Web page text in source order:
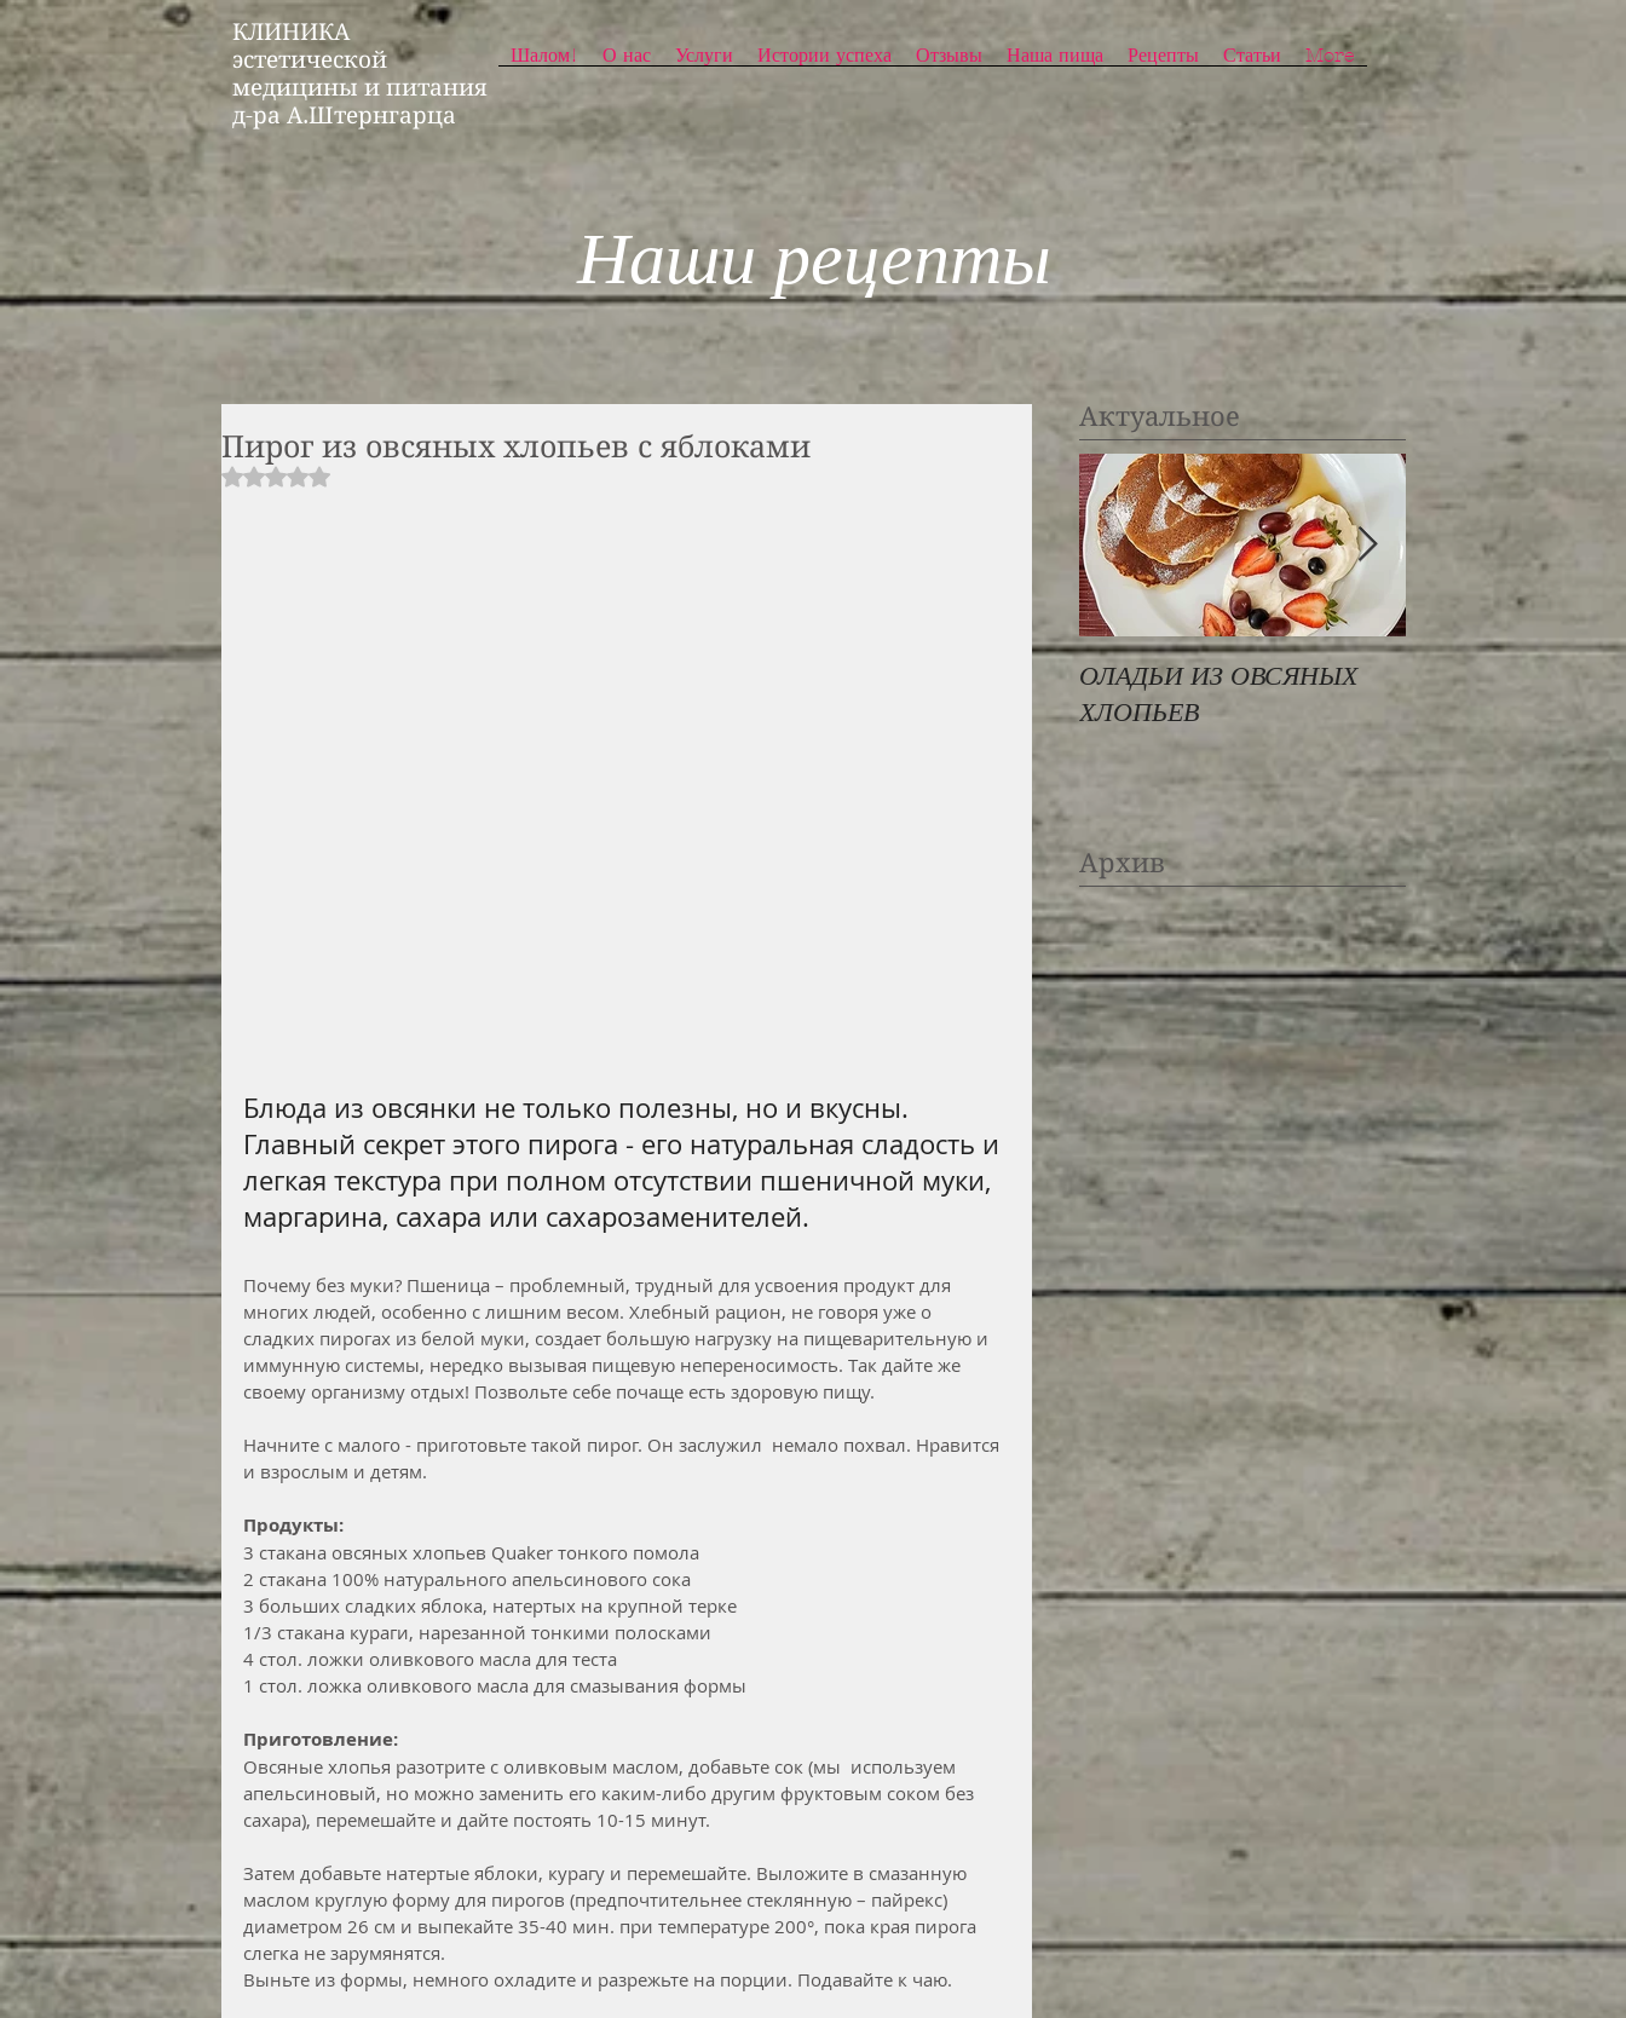
КЛИНИКА
эстетической
медицины и питания
д-ра А.Штернгарца
Шалом! О нас Услуги Истории успеха Отзывы Наша пища Рецепты Статьи More
Наши рецепты
Пирог из овсяных хлопьев с яблоками
Rated NaN out of 5 stars.
Блюда из овсянки не только полезны, но и вкусны.
Главный секрет этого пирога - его натуральная сладость и
легкая текстура при полном отсутствии пшеничной муки,
маргарина, сахара или сахарозаменителей.
Почему без муки? Пшеница – проблемный, трудный для усвоения продукт для
многих людей, особенно с лишним весом. Хлебный рацион, не говоря уже о
сладких пирогах из белой муки, создает большую нагрузку на пищеварительную и
иммунную системы, нередко вызывая пищевую непереносимость. Так дайте же
своему организму отдых! Позвольте себе почаще есть здоровую пищу.
Начните с малого - приготовьте такой пирог. Он заслужил  немало похвал. Нравится
и взрослым и детям.
Продукты:
3 стакана овсяных хлопьев Quaker тонкого помола
2 стакана 100% натурального апельсинового сока
3 больших сладких яблока, натертых на крупной терке
1/3 стакана кураги, нарезанной тонкими полосками
4 стол. ложки оливкового масла для теста
1 стол. ложка оливкового масла для смазывания формы
Приготовление:
Овсяные хлопья разотрите с оливковым маслом, добавьте сок (мы  используем
апельсиновый, но можно заменить его каким-либо другим фруктовым соком без
сахара), перемешайте и дайте постоять 10-15 минут.
Затем добавьте натертые яблоки, курагу и перемешайте. Выложите в смазанную
маслом круглую форму для пирогов (предпочтительнее стеклянную – пайрекс)
диаметром 26 см и выпекайте 35-40 мин. при температуре 200°, пока края пирога
слегка не зарумянятся.
Выньте из формы, немного охладите и разрежьте на порции. Подавайте к чаю.
Актуальное
ОЛАДЬИ ИЗ ОВСЯНЫХ
ХЛОПЬЕВ
РИС БАСМАТИ
Архив